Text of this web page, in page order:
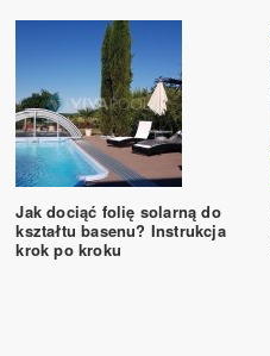
Jak dociąć folię solarną do
kształtu basenu? Instrukcja
krok po kroku